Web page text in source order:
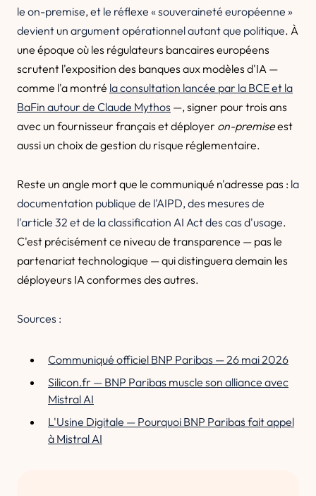
le on-premise, et le réflexe « souveraineté européenne »
devient un argument opérationnel autant que politique. À
une époque où les régulateurs bancaires européens
scrutent l'exposition des banques aux modèles d'IA —
comme l'a montré la consultation lancée par la BCE et la
BaFin autour de Claude Mythos —, signer pour trois ans
avec un fournisseur français et déployer on-premiseest
aussi un choix de gestion du risque réglementaire.
Reste un angle mort que le communiqué n'adresse pas : la
documentation publique de l'AIPD, des mesures de
l'article 32 et de la classification AI Act des cas d'usage.
C'est précisément ce niveau de transparence — pas le
partenariat technologique — qui distinguera demain les
déployeurs IA conformes des autres.
Sources :
Communiqué officiel BNP Paribas — 26 mai 2026
Silicon.fr — BNP Paribas muscle son alliance avec
Mistral AI
L'Usine Digitale — Pourquoi BNP Paribas fait appel
à Mistral AI